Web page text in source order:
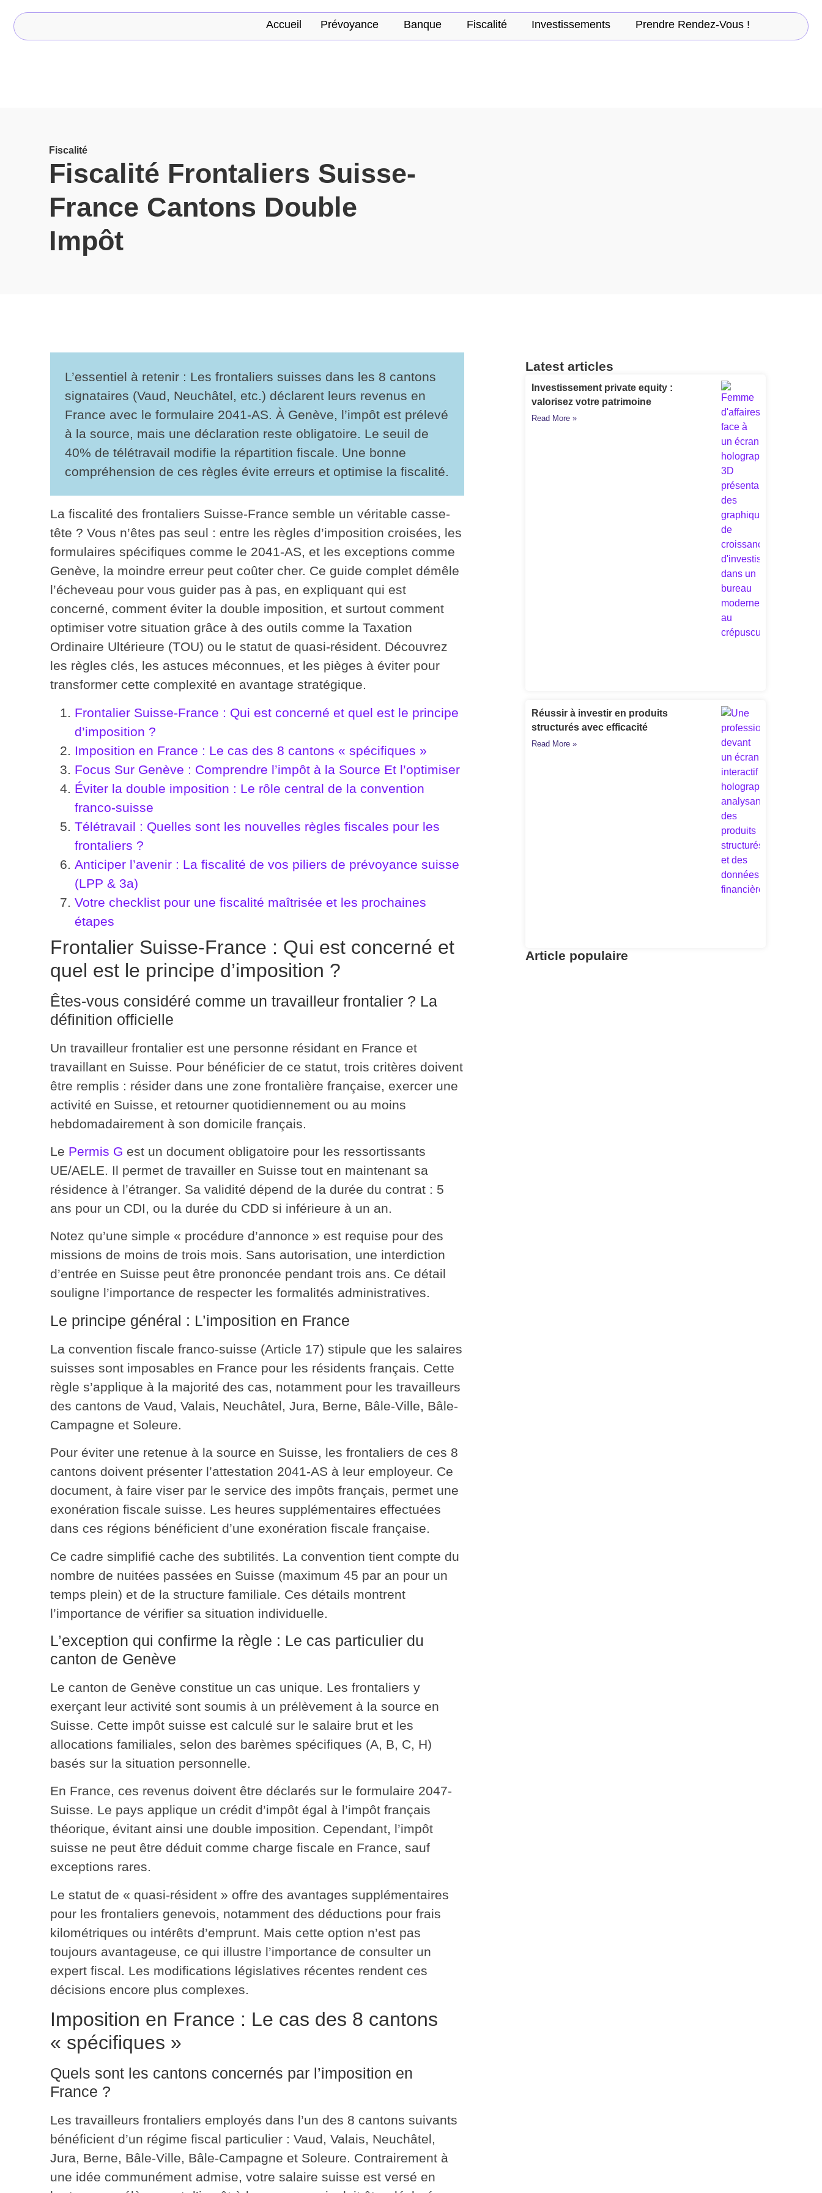
Accueil Prévoyance Banque Fiscalité Investissements Prendre Rendez-Vous !
Fiscalité
Fiscalité Frontaliers Suisse-
France Cantons Double
Impôt
L’essentiel à retenir : Les frontaliers suisses dans les 8 cantons
signataires (Vaud, Neuchâtel, etc.) déclarent leurs revenus en
France avec le formulaire 2041-AS. À Genève, l’impôt est prélevé
à la source, mais une déclaration reste obligatoire. Le seuil de
40% de télétravail modifie la répartition fiscale. Une bonne
compréhension de ces règles évite erreurs et optimise la fiscalité.
La fiscalité des frontaliers Suisse-France semble un véritable casse-
tête ? Vous n’êtes pas seul : entre les règles d’imposition croisées, les
formulaires spécifiques comme le 2041-AS, et les exceptions comme
Genève, la moindre erreur peut coûter cher. Ce guide complet démêle
l’écheveau pour vous guider pas à pas, en expliquant qui est
concerné, comment éviter la double imposition, et surtout comment
optimiser votre situation grâce à des outils comme la Taxation
Ordinaire Ultérieure (TOU) ou le statut de quasi-résident. Découvrez
les règles clés, les astuces méconnues, et les pièges à éviter pour
transformer cette complexité en avantage stratégique.
Frontalier Suisse-France : Qui est concerné et quel est le principe
d’imposition ?
Imposition en France : Le cas des 8 cantons « spécifiques »
Focus Sur Genève : Comprendre l’impôt à la Source Et l’optimiser
Éviter la double imposition : Le rôle central de la convention
franco-suisse
Télétravail : Quelles sont les nouvelles règles fiscales pour les
frontaliers ?
Anticiper l’avenir : La fiscalité de vos piliers de prévoyance suisse
(LPP & 3a)
Votre checklist pour une fiscalité maîtrisée et les prochaines
étapes
Frontalier Suisse-France : Qui est concerné et
quel est le principe d’imposition ?
Êtes-vous considéré comme un travailleur frontalier ? La
définition officielle
Un travailleur frontalier est une personne résidant en France et
travaillant en Suisse. Pour bénéficier de ce statut, trois critères doivent
être remplis : résider dans une zone frontalière française, exercer une
activité en Suisse, et retourner quotidiennement ou au moins
hebdomadairement à son domicile français.
Le Permis G est un document obligatoire pour les ressortissants
UE/AELE. Il permet de travailler en Suisse tout en maintenant sa
résidence à l’étranger. Sa validité dépend de la durée du contrat : 5
ans pour un CDI, ou la durée du CDD si inférieure à un an.
Notez qu’une simple « procédure d’annonce » est requise pour des
missions de moins de trois mois. Sans autorisation, une interdiction
d’entrée en Suisse peut être prononcée pendant trois ans. Ce détail
souligne l’importance de respecter les formalités administratives.
Le principe général : L’imposition en France
La convention fiscale franco-suisse (Article 17) stipule que les salaires
suisses sont imposables en France pour les résidents français. Cette
règle s’applique à la majorité des cas, notamment pour les travailleurs
des cantons de Vaud, Valais, Neuchâtel, Jura, Berne, Bâle-Ville, Bâle-
Campagne et Soleure.
Pour éviter une retenue à la source en Suisse, les frontaliers de ces 8
cantons doivent présenter l’attestation 2041-AS à leur employeur. Ce
document, à faire viser par le service des impôts français, permet une
exonération fiscale suisse. Les heures supplémentaires effectuées
dans ces régions bénéficient d’une exonération fiscale française.
Ce cadre simplifié cache des subtilités. La convention tient compte du
nombre de nuitées passées en Suisse (maximum 45 par an pour un
temps plein) et de la structure familiale. Ces détails montrent
l’importance de vérifier sa situation individuelle
L’exception qui confirme la règle : Le cas particulier du
canton de Genève
Le canton de Genève constitue un cas unique. Les frontaliers y
exerçant leur activité sont soumis à un prélèvement à la source en
Suisse. Cette impôt suisse est calculé sur le salaire brut et les
allocations familiales, selon des barèmes spécifiques (A, B, C, H)
basés sur la situation personnelle.
En France, ces revenus doivent être déclarés sur le formulaire 2047-
Suisse. Le pays applique un crédit d’impôt égal à l’impôt français
théorique, évitant ainsi une double imposition. Cependant, l’impôt
suisse ne peut être déduit comme charge fiscale en France, sauf
exceptions rares.
Le statut de « quasi-résident » offre des avantages supplémentaires
pour les frontaliers genevois, notamment des déductions pour frais
kilométriques ou intérêts d’emprunt. Mais cette option n’est pas
toujours avantageuse, ce qui illustre l’importance de consulter un
expert fiscal. Les modifications législatives récentes rendent ces
décisions encore plus complexes.
Imposition en France : Le cas des 8 cantons
« spécifiques »
Quels sont les cantons concernés par l’imposition en
France ?
Les travailleurs frontaliers employés dans l’un des 8 cantons suivants
bénéficient d’un régime fiscal particulier : Vaud, Valais, Neuchâtel,
Jura, Berne, Bâle-Ville, Bâle-Campagne et Soleure. Contrairement à
une idée communément admise, votre salaire suisse est versé en
Latest articles
Investissement private equity :
valorisez votre patrimoine
Read More »
Réussir à investir en produits
structurés avec efficacité
Read More »
Article populaire